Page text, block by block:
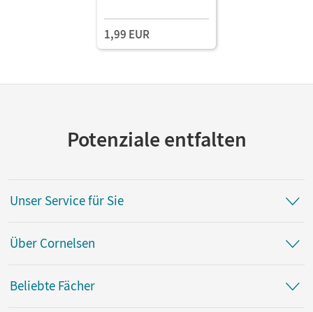
1,99 EUR
Potenziale entfalten
Unser Service für Sie
Über Cornelsen
Beliebte Fächer